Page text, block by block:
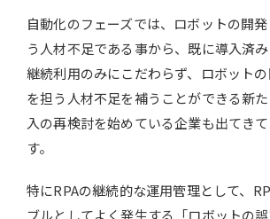
自動化のフェーズでは、ロボットの開
う人材不足である事から、既に導入済
継続利用のみにこだわらず、ロボット
を担う人材不足を補うことができる新
入の再検討を始めている企業も出てき
す。
特にRPAの継続的な運用管理として、
ブルとしてよく発生する「ロボットの